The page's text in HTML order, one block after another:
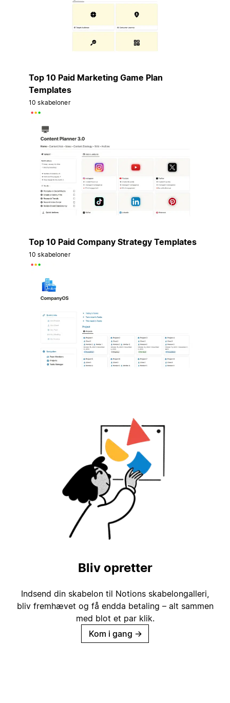
Top 10 Paid Marketing Game Plan
Templates
10 skabeloner
Top 10 Paid Company Strategy Templates
10 skabeloner
Bliv opretter
Indsend din skabelon til Notions skabelongalleri,
bliv fremhævet og få endda betaling – alt sammen
med blot et par klik.
Kom i gang →